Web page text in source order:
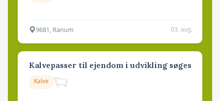
9681, Ranum 03. aug.
Kalvepasser til ejendom i udvikling søges
Kalve